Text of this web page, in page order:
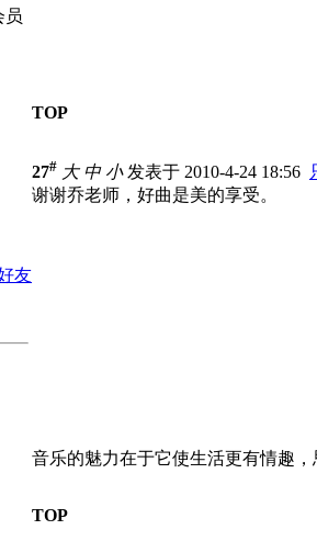
TOP
27# 大 中 小发表于 2010-4-24 18:56
谢谢乔老师，好曲是美的享受。
音乐的魅力在于它使生活更有情趣
TOP